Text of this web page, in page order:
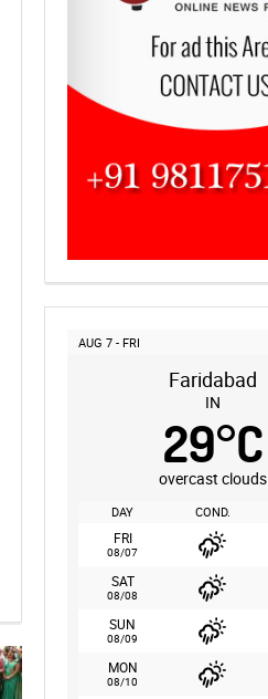
AUG 7 - FRI
Faridabad
IN
29°C
overcast clouds
DAY COND.
FRI
08/07
SAT
08/08
SUN
08/09
MON
08/10